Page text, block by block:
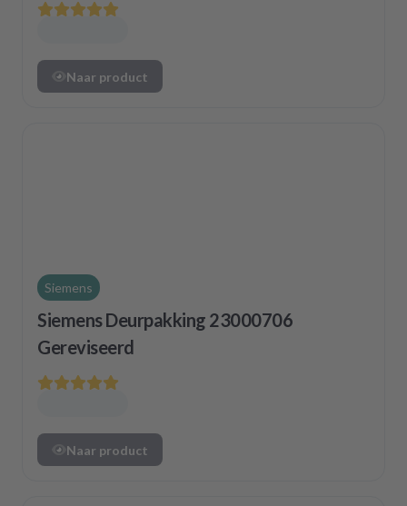
Naar product
Siemens
Siemens Deurpakking 23000706
Gereviseerd
Naar product